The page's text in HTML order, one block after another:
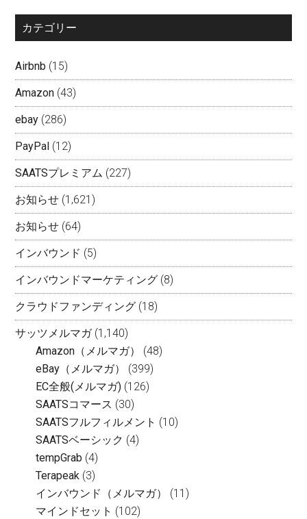
カテゴリー
Airbnb (15)
Amazon (43)
ebay (286)
PayPal (12)
SAATSプレミアム (227)
お知らせ (1,621)
お知らせ (64)
インバウンド (5)
インバウンドマーケティング (8)
クラウドファンディング (18)
サッツメルマガ(1,140)
Amazon（メルマガ）
(48)
eBay（メルマガ）
(399)
EC全般(メルマガ) (126)
SAATSコマース (30)
SAATSフルフィルメント (10)
SAATSベーシック (4)
tempGrab (4)
Terapeak (3)
インバウンド（メルマガ）
(11)
マインドセット (102)